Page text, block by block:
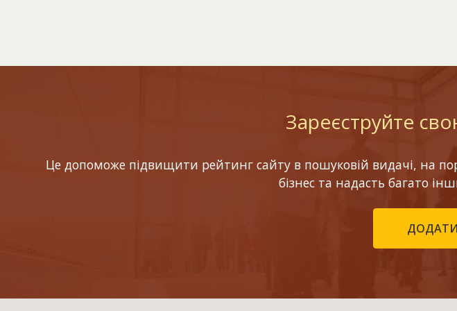
Зареєструйте
Це допоможе підвищити рейтинг сайту в пошуковій видачі, на
бізнес та надасть багато